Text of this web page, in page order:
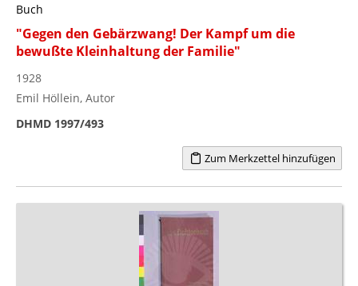
Buch
"Gegen den Gebärzwang! Der Kampf um die
bewußte Kleinhaltung der Familie"
1928
Emil Höllein, Autor
DHMD 1997/493
Zum Merkzettel hinzufügen